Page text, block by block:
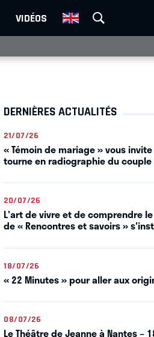
VIDÉOS
DERNIÈRES ACTUALITÉS
21/07/26
« Témoin de mariage » vous
tourne en radiographie du couple
20/07/26
L'art de vivre et de comprendre
de « Rencontres et savoirs »
18/07/26
« 22 Minutes » pour aller aux
08/07/26
Le Théâtre de Jeanne à Nantes –